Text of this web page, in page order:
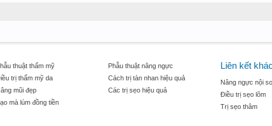
thuật thẩm mỹ
trị thẩm mỹ da
mũi đẹp
mà lúm đồng tiền
Phẫu thuật nâng ngực
Cách trị tàn nhan hiệu quả
Các trị sẹo hiệu quả
Liên kết
Nâng ngực nội
Điều trị sẹo lõm
Trị sẹo thâm